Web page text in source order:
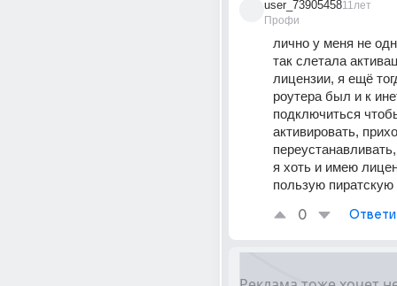
user_73905458
Профи
11лет
лично у меня не
так слетала
лицензии, я ещё
роутера был и к
подключиться
активировать,
я хоть и имею
пользую пиратскую
0